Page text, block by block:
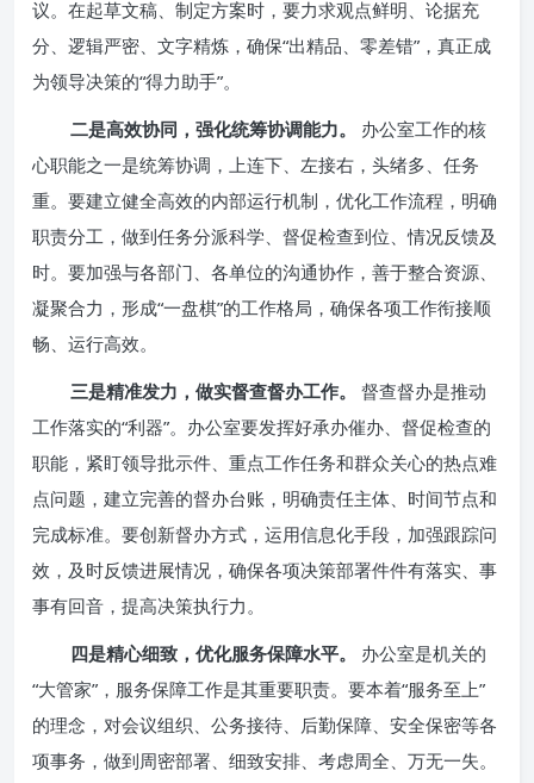
议。在起草文稿、制定方案时，要力求观点鲜明、论据充
分、逻辑严密、文字精炼，确保“出精品、零差错”，真正成
为领导决策的“得力助手”。
二是高效协同，强化统筹协调能力。
办公室工作的核
心职能之一是统筹协调，上连下、左接右，头绪多、任务
重。要建立健全高效的内部运行机制，优化工作流程，明确
职责分工，做到任务分派科学、督促检查到位、情况反馈及
时。要加强与各部门、各单位的沟通协作，善于整合资源、
凝聚合力，形成“一盘棋”的工作格局，确保各项工作衔接顺
畅、运行高效。
三是精准发力，做实督查督办工作。
督查督办是推动
工作落实的“利器”。办公室要发挥好承办催办、督促检查的
职能，紧盯领导批示件、重点工作任务和群众关心的热点难
点问题，建立完善的督办台账，明确责任主体、时间节点和
完成标准。要创新督办方式，运用信息化手段，加强跟踪问
效，及时反馈进展情况，确保各项决策部署件件有落实、事
事有回音，提高决策执行力。
四是精心细致，优化服务保障水平。
办公室是机关的
“大管家”，服务保障工作是其重要职责。要本着“服务至上”
的理念，对会议组织、公务接待、后勤保障、安全保密等各
项事务，做到周密部署、细致安排、考虑周全、万无一失。